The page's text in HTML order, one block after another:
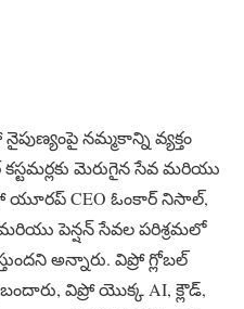
నైపుణ్యంపై నమ్మకాన్ని వ్యక్తం
మెరుగైన సేవ మరియు
యూరప్ CEO ఓంకార్ నిసాల్,
పెన్షన్ సేవల పరిశ్రమలో
అన్నారు. విప్రో గ్లోబల్
విప్రో యొక్క AI, క్లౌడ్,